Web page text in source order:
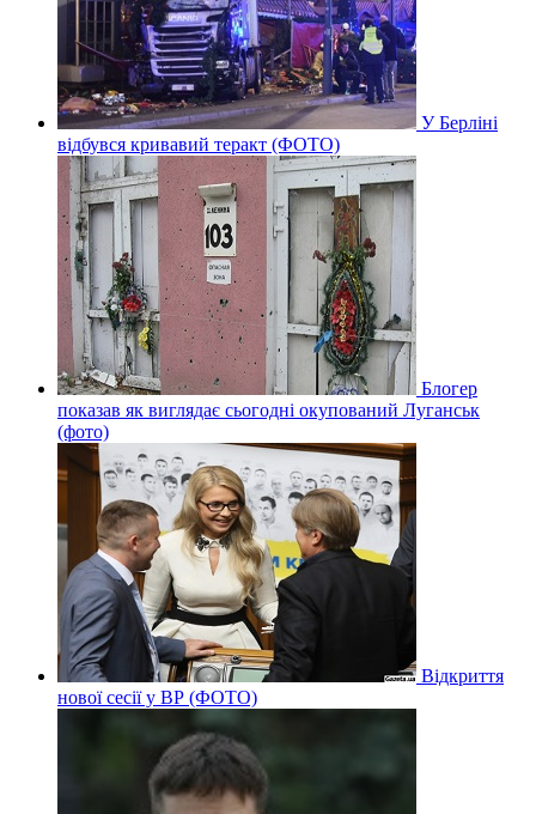
У Берліні
відбувся кривавий теракт (ФОТО)
Блогер
показав як виглядає сьогодні окупований Луганськ
(фото)
Відкриття
нової сесії у ВР (ФОТО)